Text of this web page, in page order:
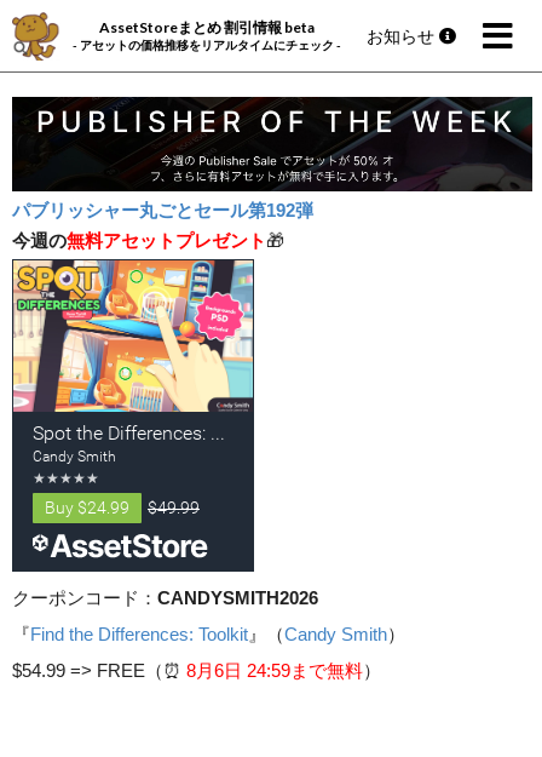
AssetStoreまとめ 割引情報 beta
- アセットの価格推移をリアルタイムにチェック - お知らせ
パブリッシャー丸ごとセール第192弾
今週の無料アセットプレゼント 🎁
クーポンコード： CANDYSMITH2026
『Find the Differences: Toolkit 』（Candy Smith）
$54.99 => FREE（⏰️ 8月6日 24:59まで無料）